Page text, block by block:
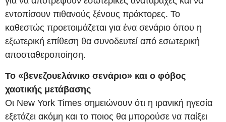
εντοπίσουν πιθανούς ξένους πράκτορες. Το
καθεστώς προετοιμάζεται για ένα σενάριο όπου η
εξωτερική επίθεση θα συνοδευτεί από εσωτερική
αποσταθεροποίηση.
Το «βενεζουελάνικο σενάριο» και ο φόβος
χαοτικής μετάβασης
Οι New York Times σημειώνουν ότι η ιρανική ηγεσία
εξετάζει ακόμη και το ποιος θα μπορούσε να παίξει